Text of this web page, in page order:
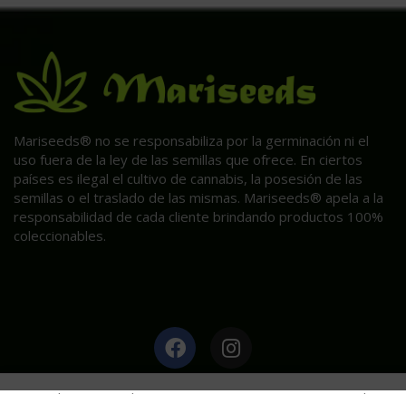
Mariseeds® no se responsabiliza por la germinación ni el
uso fuera de la ley de las semillas que ofrece. En ciertos
países es ilegal el cultivo de cannabis, la posesión de las
semillas o el traslado de las mismas. Mariseeds® apela a la
responsabilidad de cada cliente brindando productos 100%
coleccionables.
HAGA CLIC AQUÍ PARA INFORMACIÓN POST VENTA.